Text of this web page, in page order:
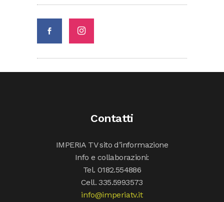
Contatti
IMPERIA TV sito d’informazione
Info e collaborazioni:
Tel. 0182.554886
Cell. 335.5993573
info@imperiatv.it